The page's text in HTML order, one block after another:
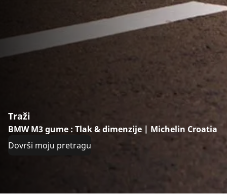
Traži
BMW M3 gume : Tlak & dimenzije | Michelin Croatia
Dovrši moju pretragu